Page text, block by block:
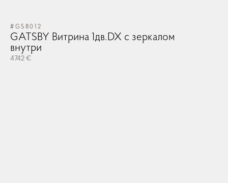
#GS8012
GATSBY Витрина 1дв.DX с зеркалом
внутри
4742 €